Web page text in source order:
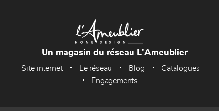
Un magasin du réseau L'Ameublier
Site internet Le réseau Blog
Catalogues
Engagements